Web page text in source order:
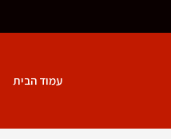
עמוד הבית